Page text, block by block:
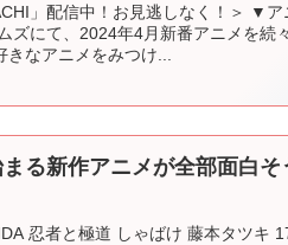
」配信中！お見逃しなく！＞ ▼ア
にて、2024年4月新番アニメを続
きなアニメをみつけ...
る新作アニメが全部面白
忍者と極道 しゃばけ 藤本タツキ